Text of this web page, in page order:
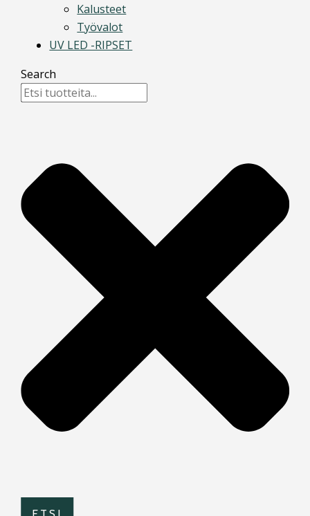
Kalusteet
Työvalot
UV LED -RIPSET
Search
ETSI